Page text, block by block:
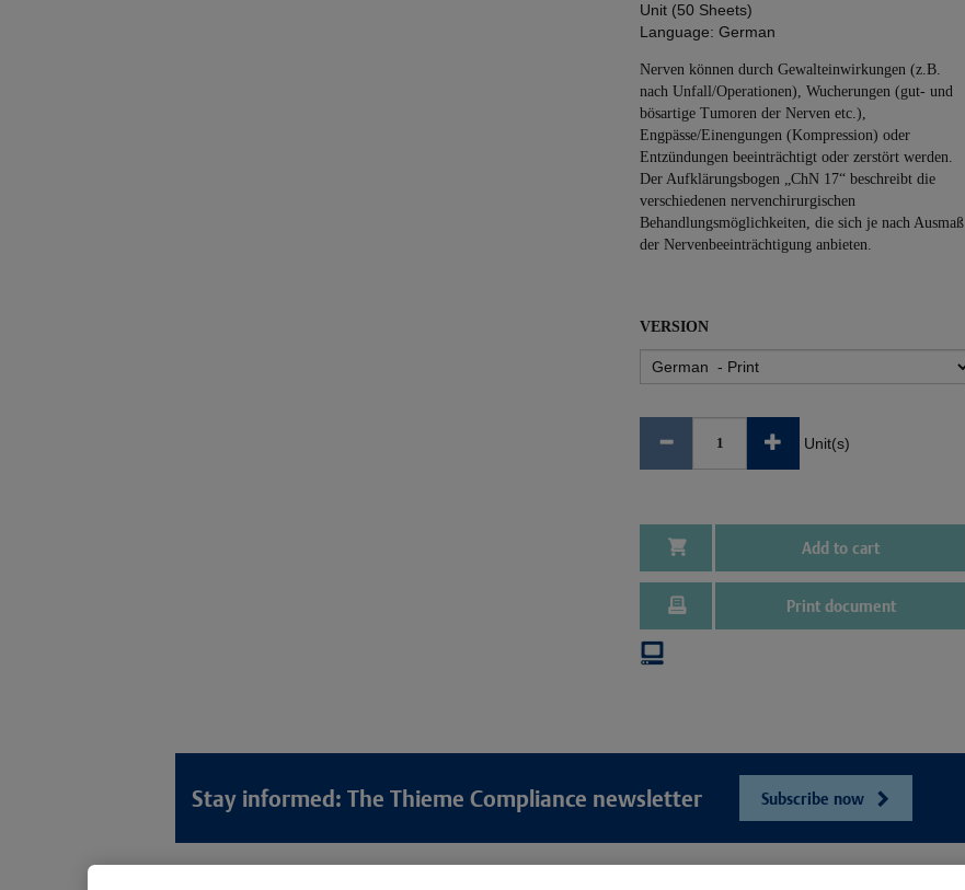
Unit (50 Sheets)
Language: German
Nerven können durch Gewalteinwirkungen (z.B.
nach Unfall/Operationen), Wucherungen (gut- und
bösartige Tumoren der Nerven etc.),
Engpässe/Einengungen (Kompression) oder
Entzündungen beeinträchtigt oder zerstört werden.
Der Aufklärungsbogen „ChN 17“ beschreibt die
verschiedenen nervenchirurgischen
Behandlungsmöglichkeiten, die sich je nach Ausmaß
der Nervenbeeinträchtigung anbieten.
VERSION
Unit(s)
Add to cart
Print document
Stay informed: The Thieme Compliance newsletter Subscribe now